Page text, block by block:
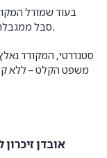
בעוד שמודל
סבל.
אובדן